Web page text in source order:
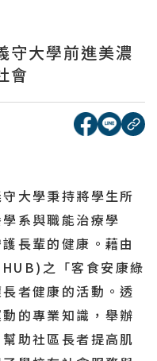
守大學前進美濃
會
[另開新
[另開
複
大學秉持將學生所
系與職能治療學
長輩的健康。藉由
之「客食安康綠
者健康的活動。透
的專業知識，舉辦
助社區長者提高肌